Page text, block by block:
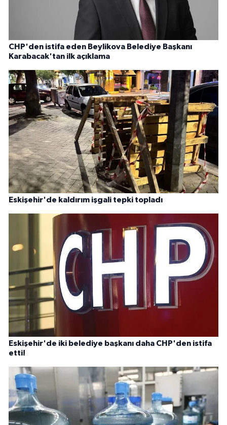
CHP'den istifa eden Beylikova Belediye Başkanı
Karabacak'tan ilk açıklama
Eskişehir'de kaldırım işgali tepki topladı
Eskişehir'de iki belediye başkanı daha CHP'den istifa
etti!